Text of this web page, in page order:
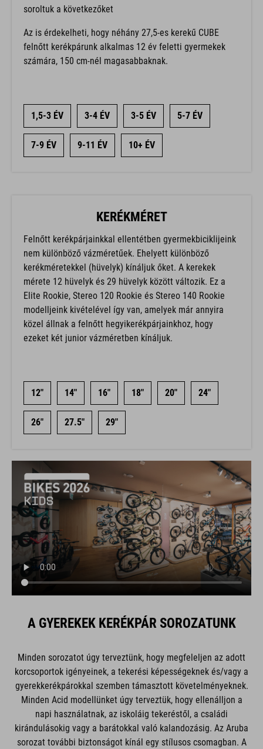
soroltuk a következőket
Az is érdekelheti, hogy néhány 27,5-es kerekű CUBE
felnőtt kerékpárunk alkalmas 12 év feletti gyermekek
számára, 150 cm-nél magasabbaknak.
1,5-3 ÉV 3-4 ÉV 3-5 ÉV 5-7 ÉV
7-9 ÉV 9-11 ÉV 10+ ÉV
KERÉKMÉRET
Felnőtt kerékpárjainkkal ellentétben gyermekbiciklijeink
nem különböző vázméretűek. Ehelyett különböző
kerékméretekkel (hüvelyk) kínáljuk őket. A kerekek
mérete 12 hüvelyk és 29 hüvelyk között változik. Ez a
Elite Rookie, Stereo 120 Rookie és Stereo 140 Rookie
modelljeink kivételével így van, amelyek már annyira
közel állnak a felnőtt hegyikerékpárjainkhoz, hogy
ezeket két junior vázméretben kínáljuk.
12" 14" 16" 18" 20" 24"
26" 27.5" 29"
A GYEREKEK KERÉKPÁR SOROZATUNK
Minden sorozatot úgy terveztünk, hogy megfeleljen az adott
korcsoportok igényeinek, a tekerési képességeknek és/vagy a
gyerekkerékpárokkal szemben támasztott követelményeknek.
Minden Acid modellünket úgy terveztük, hogy ellenálljon a
napi használatnak, az iskoláig tekeréstől, a családi
kirándulásokig vagy a barátokkal való kalandozásig. Az Aruba
sorozat további biztonságot kínál egy stílusos csomagban. A